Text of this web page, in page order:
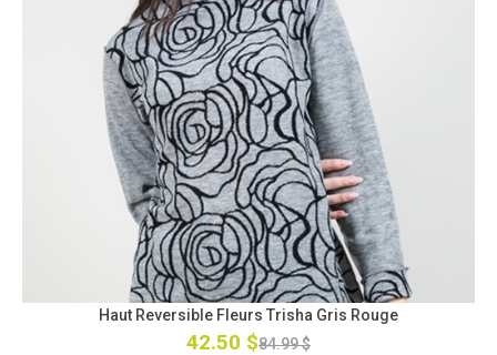
Haut Reversible Fleurs Trisha Gris Rouge
42.50 $84.99 $